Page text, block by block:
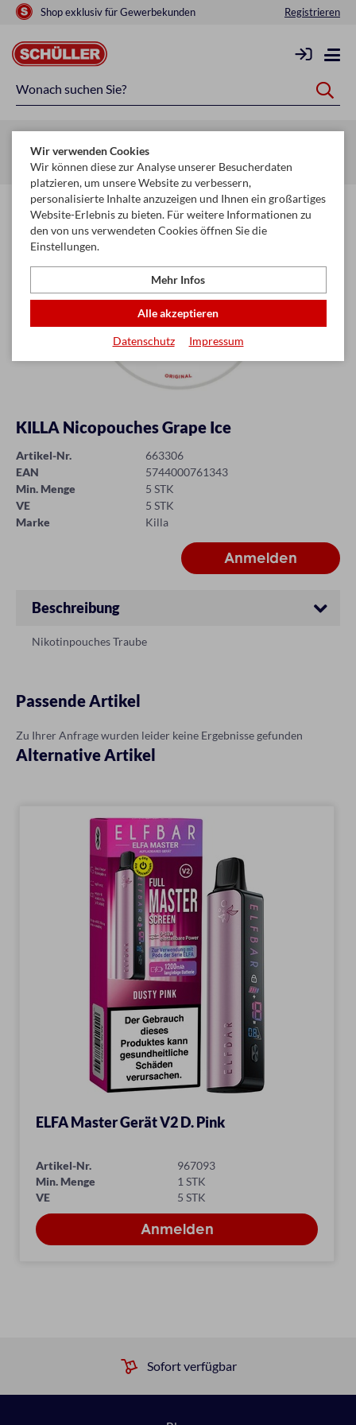
Shop exklusiv für Gewerbekunden Registrieren
Startseite Raucherbedarf Nikotinpouches
KILLA Nicopouches Grape Ice
Artikel-Nr.
663306
EAN
5744000761343
Min. Menge
5 STK
VE
5 STK
Marke
Killa
Beschreibung
Nikotinpouches Traube
Passende Artikel
Zu Ihrer Anfrage wurden leider keine Ergebnisse gefunden
Alternative Artikel
ELFA Master Gerät V2 D. Pink
Artikel-Nr.
967093
Min. Menge
1 STK
VE
5 STK
Sofort verfügbar
Wir verwenden Cookies
Wir können diese zur Analyse unserer Besucherdaten
platzieren, um unsere Website zu verbessern,
personalisierte Inhalte anzuzeigen und Ihnen ein großartiges
Website-Erlebnis zu bieten. Für weitere Informationen zu
den von uns verwendeten Cookies öffnen Sie die
Einstellungen.
Mehr Infos
Alle akzeptieren
Datenschutz Impressum